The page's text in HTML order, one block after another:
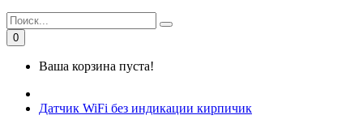
0
Ваша корзина пуста!
Датчик WiFi без индикации кирпичик